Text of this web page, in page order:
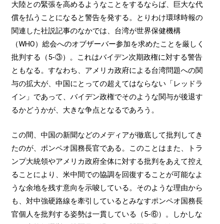
大陸との緊張を高めるようなことをするならば、巨大な代
償を払うことになると警告を発する。とりわけ環球時報の
関連した社説記事のなかでは、台湾が世界保健機構
（WHO）総会へのオブザーバー参加を求めたことを厳しく
批判する（5-③）。これはバイデン次期政権に対する警告
ともなる。すなわち、アメリカ政府による台湾問題への関
与の拡大が、中国にとっての超えてはならない「レッドラ
イン」であって、バイデン政権でそのような関与が後退す
るかどうかが、大きな争点となるであろう。
この間、中国の新聞などのメディアが徹底して批判してき
たのが、ポンペオ国務長官である。このことはまた、トラ
ンプ大統領やアメリカ政府全体に対する批判をあえて控え
ることにより、米中間での協調を回復することが可能なよ
うな余地を残す意向を示唆している。そのような理由から
も、対中強硬路線を牽引しているとみなすポンペオ国務長
官個人を批判する姿勢は一貫している（5-⑥）。しかしな